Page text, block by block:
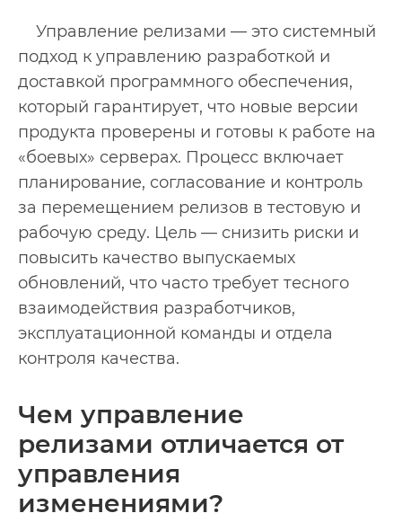
Управление релизами — это системный
подход к управлению разработкой и
доставкой программного обеспечения,
который гарантирует, что новые версии
продукта проверены и готовы к работе на
«боевых» серверах. Процесс включает
планирование, согласование и контроль
за перемещением релизов в тестовую и
рабочую среду. Цель — снизить риски и
повысить качество выпускаемых
обновлений, что часто требует тесного
взаимодействия разработчиков,
эксплуатационной команды и отдела
контроля качества.
Чем управление
релизами отличается от
управления
изменениями?